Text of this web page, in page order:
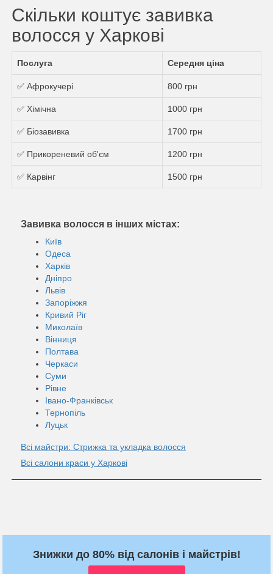
Скільки коштує завивка
волосся у Харкові
Послуга Середня ціна
✅ Афрокучері 800 грн
✅ Хімічна 1000 грн
✅ Біозавивка 1700 грн
✅ Прикореневий об'єм 1200 грн
✅ Карвінг 1500 грн
Завивка волосся в інших містах:
Київ
Одеса
Харків
Дніпро
Львів
Запоріжжя
Кривий Ріг
Миколаїв
Вінниця
Полтава
Черкаси
Суми
Рівне
Івано-Франківськ
Тернопіль
Луцьк
Всі майстри: Стрижка та укладка волосся
Всі салони краси у Харкові
Знижки до 80% від салонів і майстрів!